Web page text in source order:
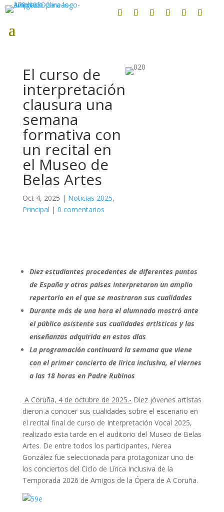
El curso de
interpretación
clausura una
semana
formativa con
un recital en
el Museo de
Belas Artes
Oct 4, 2025 | Noticias 2025,
Principal | 0 comentarios
Diez estudiantes procedentes de diferentes puntos
de España y otros países interpretaron un amplio
repertorio en el que se mostraron sus cualidades
Durante más de una hora el alumnado mostró ante
el público asistente sus cualidades artísticas y las
enseñanzas adquirida en estos días
La programación continuará la semana que viene
con el primer concierto de lírica inclusiva, el viernes
a las 18 horas en Padre Rubinos
A Coruña, 4 de octubre de 2025.- Diez jóvenes artistas
dieron a conocer sus cualidades sobre el escenario en
el recital final de curso de Interpretación Vocal 2025,
realizado esta tarde en el auditorio del Museo de Belas
Artes. De entre todos los participantes, Nerea
González fue seleccionada para protagonizar uno de
los conciertos del Ciclo de Lírica Inclusiva de la
Temporada 2026 de Amigos de la Ópera de A Coruña.